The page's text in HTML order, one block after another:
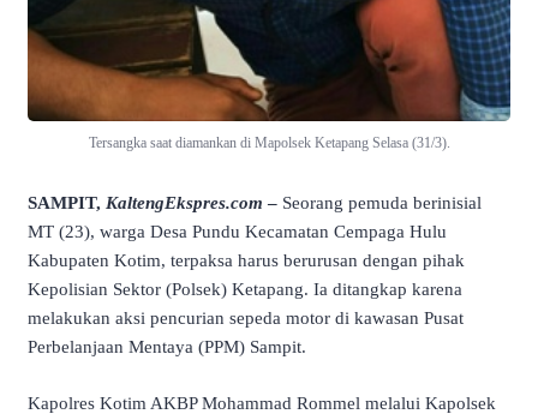
Tersangka saat diamankan di Mapolsek Ketapang Selasa (31/3).
SAMPIT, KaltengEkspres.com – Seorang pemuda berinisial
MT (23), warga Desa Pundu Kecamatan Cempaga Hulu
Kabupaten Kotim, terpaksa harus berurusan dengan pihak
Kepolisian Sektor (Polsek) Ketapang. Ia ditangkap karena
melakukan aksi pencurian sepeda motor di kawasan Pusat
Perbelanjaan Mentaya (PPM) Sampit.
Kapolres Kotim AKBP Mohammad Rommel melalui Kapolsek